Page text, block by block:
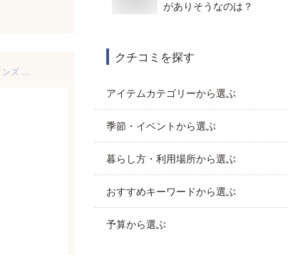
がありそうなのは？
クチコミを探す
アイテムカテゴリーから選ぶ
季節・イベントから選ぶ
暮らし方・利用場所から選ぶ
おすすめキーワードから選ぶ
予算から選ぶ